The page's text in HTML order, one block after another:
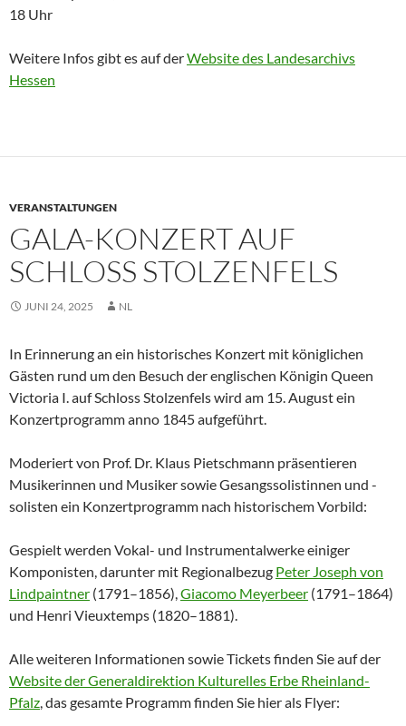
18 Uhr
Weitere Infos gibt es auf derWebsite des Landesarchivs
Hessen
VERANSTALTUNGEN
GALA-KONZERT AUF
SCHLOSS STOLZENFELS
JUNI 24, 2025 NL
In Erinnerung an ein historisches Konzert mit königlichen
Gästen rund um den Besuch der englischen Königin Queen
Victoria I. auf Schloss Stolzenfels wird am 15. August ein
Konzertprogramm anno 1845 aufgeführt.
Moderiert von Prof. Dr. Klaus Pietschmann präsentieren
Musikerinnen und Musiker sowie Gesangssolistinnen und -
solisten ein Konzertprogramm nach historischem Vorbild:
Gespielt werden Vokal- und Instrumentalwerke einiger
Komponisten, darunter mit Regionalbezug Peter Joseph von
Lindpaintner (1791–1856),Giacomo Meyerbeer (1791–1864)
und Henri Vieuxtemps (1820–1881).
Alle weiteren Informationen sowie Tickets finden Sie auf der
Website der Generaldirektion Kulturelles Erbe Rheinland-
Pfalz, das gesamte Programm finden Sie hier als Flyer: